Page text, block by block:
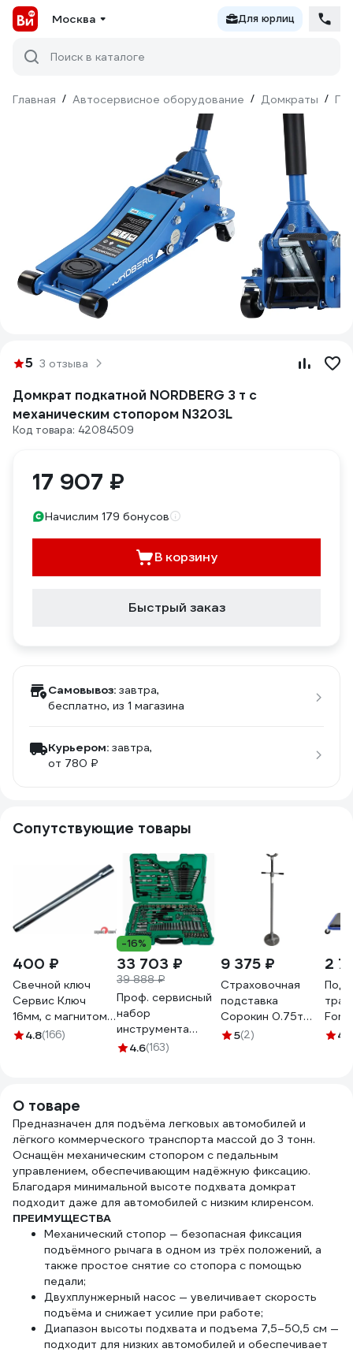
Москва Для юрлиц
Поиск в каталоге
Главная / Автосервисное оборудование / Домкраты /
5 3 отзыва
Домкрат подкатной NORDBERG 3 т с
механическим стопором N3203L
Код товара: 42084509
17 907 ₽
Начислим 179 бонусов
В корзину
Быстрый заказ
Самовывоз: завтра,
бесплатно, из 1 магазина
Курьером: завтра,
от 780 ₽
Сопутствующие товары
400 ₽
Свечной ключ
Сервис Ключ
16мм, с магнитом
75355
4.8(166)
-16%
33 703 ₽
39 888 ₽
Проф. сервисный
набор
инструмента
SATA 150
09510
4.6(163)
9 375 ₽
Страховочная
подставка
Сорокин 0.75т
3.830
5(2)
2
4.7
О товаре
Предназначен для подъёма легковых автомобилей и
лёгкого коммерческого транспорта массой до 3 тонн.
Оснащён механическим стопором с педальным
управлением, обеспечивающим надёжную фиксацию.
Благодаря минимальной высоте подхвата домкрат
подходит даже для автомобилей с низким клиренсом.
ПРЕИМУЩЕСТВА
Механический стопор — безопасная фиксация
подъёмного рычага в одном из трёх положений, а
также простое снятие со стопора с помощью
педали;
Двухплунжерный насос — увеличивает скорость
подъёма и снижает усилие при работе;
Диапазон высоты подхвата и подъема 7,5–50,5 см —
подходит для низких автомобилей и обеспечивает